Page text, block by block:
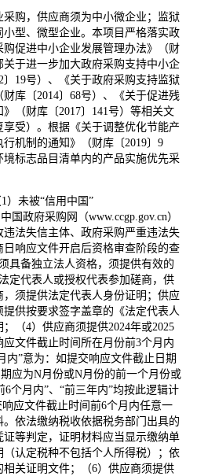
购，供应商须为中小微企业；监狱
型、微型企业。本项目严格落实政
促进中小企业发展管理办法》（财
关于进一步加大政府采购支持中小企
〕19号）、《关于政府采购支持监狱
库〔2014〕68号）、《关于促进残
（财库〔2017〕141号）等相关文
受）。根据《关于调整优化节能产
机制的通知》（财库〔2019〕9
标志品目清单内的产品实施优先采
）未被“信用中国”
国政府采购网（www.ccgp.gov.cn）
法失信主体、政府采购严重违法失
响应文件开启后资格审查阶段的查
具备独立法人资格，须提供有效的
定代表人或授权代表参加磋商，供
须提供法定代表人身份证明；供应
供按要求签字盖章的《法定代表人
（4）供应商须提供2024年或2025
文件截止时间所在月份前3个月内
内”意为：如提交响应文件截止日期
应为N月份或N月份的前一个月份或
个月内”、“前三年内”均按此逻辑计
应文件截止时间前6个月内任意一
依法缴纳税收依据税务部门出具的
等判定，证明材料应当显示缴纳单
认定税种不包括个人所得税）；依
关证明文件；（6）供应商须提供